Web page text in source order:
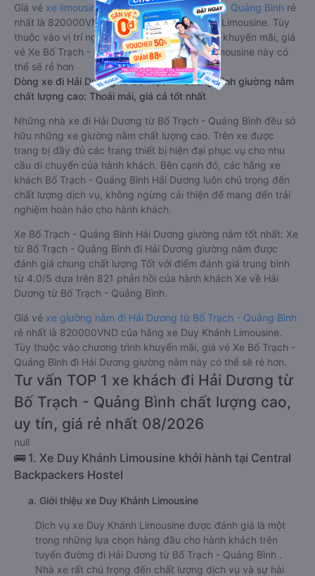
Giá vé xe limousine đi Hải Dương từ Bố Trạch - Quảng Bình rẻ
nhất là 820000VND của hãng xe Duy Khánh Limousine. Tùy
thuộc vào vị trí ngồi của bạn và chương trình khuyến mãi, giá
vé Xe Bố Trạch - Quảng Bình đi Hải Dương limousine này có
thể sẽ rẻ hơn
Dòng xe đi Hải Dương từ Bố Trạch - Quảng Bình giường nằm
chất lượng cao: Thoải mái, giá cả tốt nhất
Những nhà xe đi Hải Dương từ Bố Trạch - Quảng Bình đều sở
hữu những xe giường nằm chất lượng cao. Trên xe được
trang bị đầy đủ các trang thiết bị hiện đại phục vụ cho nhu
cầu di chuyển của hành khách. Bên cạnh đó, các hãng xe
khách Bố Trạch - Quảng Bình Hải Dương luôn chú trọng đến
chất lượng dịch vụ, không ngừng cải thiện để mang đến trải
nghiệm hoàn hảo cho hành khách.
Xe Bố Trạch - Quảng Bình Hải Dương giường nằm tốt nhất: Xe
từ Bố Trạch - Quảng Bình đi Hải Dương giường nằm được
đánh giá chung chất lượng Tốt với điểm đánh giá trung bình
từ 4.0/5 dựa trên 821 phản hồi của hành khách Xe về Hải
Dương từ Bố Trạch - Quảng Bình.
Giá vé xe giường nằm đi Hải Dương từ Bố Trạch - Quảng Bình
rẻ nhất là 820000VND của hãng xe Duy Khánh Limousine.
Tùy thuộc vào chương trình khuyến mãi, giá vé Xe Bố Trạch -
Quảng Bình đi Hải Dương giường nằm này có thể sẽ rẻ hơn.
Tư vấn TOP 1 xe khách đi Hải Dương từ
Bố Trạch - Quảng Bình chất lượng cao,
uy tín, giá rẻ nhất 08/2026
null
🚌 1. Xe Duy Khánh Limousine khởi hành tại Central
Backpackers Hostel
a. Giới thiệu xe Duy Khánh Limousine
Dịch vụ xe Duy Khánh Limousine được đánh giá là một
trong những lựa chọn hàng đầu cho hành khách trên
tuyến đường đi Hải Dương từ Bố Trạch - Quảng Bình .
Nhà xe rất chú trọng đến chất lượng dịch vụ và sự hài